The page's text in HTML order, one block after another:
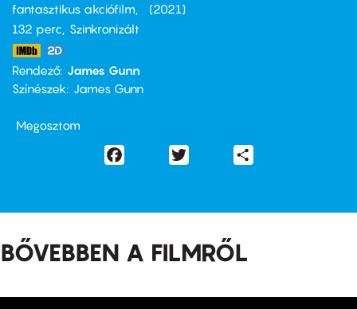
fantasztikus akciófilm
2021
132 perc,
Szinkronizált
Rendező James Gunn
Színészek
James Gunn
Megosztom
Facebook
BŐVEBBEN A FILMRŐL